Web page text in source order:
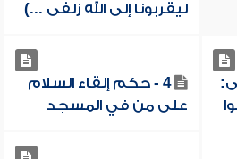
ليقربونا إلى الله زلفى ...)
4 - حكم إلقاء السلام
على من في المسجد